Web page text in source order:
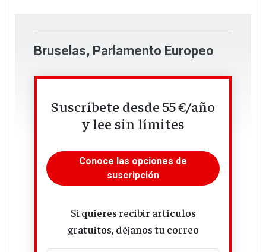
Bruselas, Parlamento Europeo
(MEP Salon)12:30-14:30.
and-europes-digital-sovereignty/
Suscríbete desde 55 €/año
y lee sin límites
Conoce las opciones de
suscripción
Si quieres recibir artículos
gratuitos, déjanos tu correo